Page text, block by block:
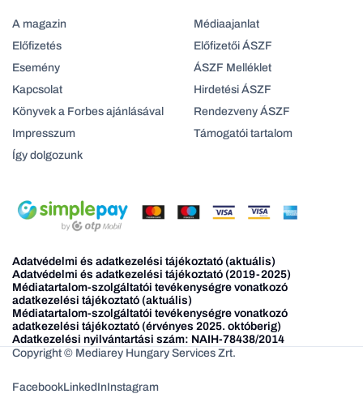
A magazin
Előfizetés
Esemény
Kapcsolat
Könyvek a Forbes ajánlásával
Impresszum
Így dolgozunk
Médiaajanlat
Előfizetői ÁSZF
ÁSZF Melléklet
Hirdetési ÁSZF
Rendezveny ÁSZF
Támogatói tartalom
Adatvédelmi és adatkezelési tájékoztató (aktuális)
Adatvédelmi és adatkezelési tájékoztató (2019-2025)
Médiatartalom-szolgáltatói tevékenységre vonatkozó
adatkezelési tájékoztató (aktuális)
Médiatartalom-szolgáltatói tevékenységre vonatkozó
adatkezelési tájékoztató (érvényes 2025. októberig)
Adatkezelési nyilvántartási szám: NAIH-78438/2014
Copyright © Mediarey Hungary Services Zrt.
FacebookLinkedInInstagram